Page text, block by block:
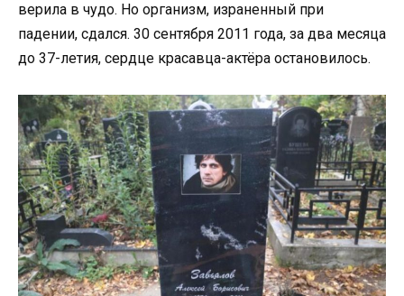
верила в чудо. Но организм, израненный при
падении, сдался. 30 сентября 2011 года, за два месяца
до 37-летия, сердце красавца-актёра остановилось.